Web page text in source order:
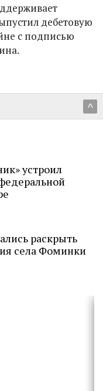
дебетовую
с подписью
^
устроил
раскрыть
села Фоминки